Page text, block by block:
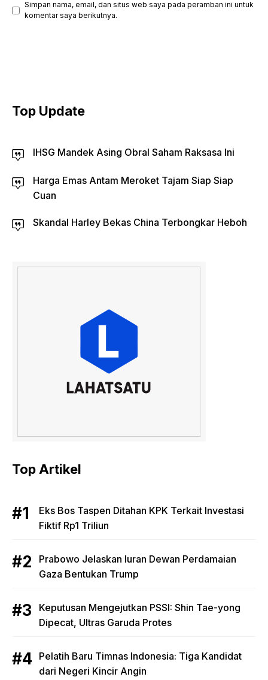
Simpan nama, email, dan situs web saya pada peramban ini untuk
komentar saya berikutnya.
Top Update
IHSG Mandek Asing Obral Saham Raksasa Ini
Harga Emas Antam Meroket Tajam Siap Siap
Cuan
Skandal Harley Bekas China Terbongkar Heboh
Top Artikel
Eks Bos Taspen Ditahan KPK Terkait Investasi
Fiktif Rp1 Triliun
Prabowo Jelaskan Iuran Dewan Perdamaian
Gaza Bentukan Trump
Keputusan Mengejutkan PSSI: Shin Tae-yong
Dipecat, Ultras Garuda Protes
Pelatih Baru Timnas Indonesia: Tiga Kandidat
dari Negeri Kincir Angin